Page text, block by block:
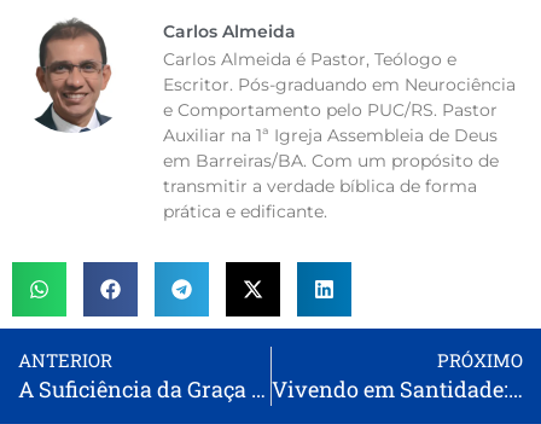
Carlos Almeida
Carlos Almeida é Pastor, Teólogo e
Escritor. Pós-graduando em Neurociência
e Comportamento pelo PUC/RS. Pastor
Auxiliar na 1ª Igreja Assembleia de Deus
em Barreiras/BA. Com um propósito de
transmitir a verdade bíblica de forma
prática e edificante.
ANTERIOR
A Suficiência da Graça de Deus: Abundância para Toda Boa Obra
PRÓXIMO
Vivendo em Santidade: O Chamado de Deus para Seus Filhos